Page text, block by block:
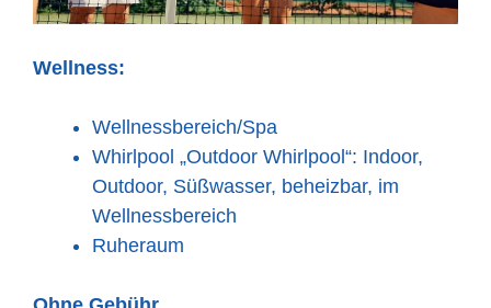
Wellness:
Wellnessbereich/Spa
Whirlpool „Outdoor Whirlpool“: Indoor,
Outdoor, Süßwasser, beheizbar, im
Wellnessbereich
Ruheraum